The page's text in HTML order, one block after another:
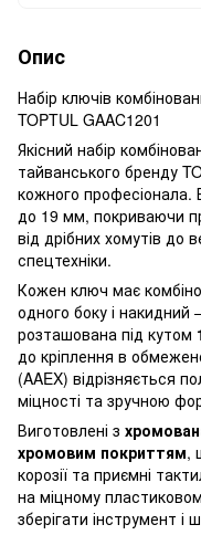
Опис
Набір ключів
TOPTUL GAAC1201
Якісний набір
тайванського бренду
кожного професіонала.
до 19 мм, покриваючи
від дрібних хомутів до
спецтехніки.
Кожен ключ має
одного боку і
розташована під кутом
до кріплення в
(AAEX) відрізняється
міцності та зручною
Виготовлені з
хромовим покриттям,
корозії та приємні
на міцному
зберігати інструмент і